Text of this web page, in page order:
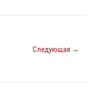
Следующая →